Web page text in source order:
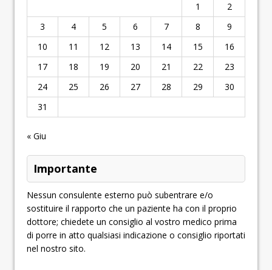
1
2
3
4 5 6 7 8
9
10
11 12 13 14 15
16
17
18 19 20 21 22
23
24
25 26 27 28 29
30
31
« Giu
Importante
Nessun consulente esterno può subentrare e/o
sostituire il rapporto che un paziente ha con il proprio
dottore; chiedete un consiglio al vostro medico prima
di porre in atto qualsiasi indicazione o consiglio riportati
nel nostro sito.